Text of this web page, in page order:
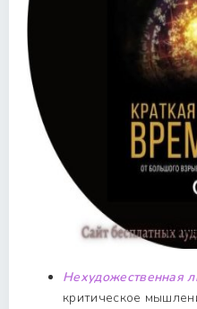
Нехудожественная
критическое